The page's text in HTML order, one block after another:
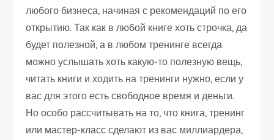
любого бизнеса, начиная с рекомендаций по его
открытию. Так как в любой книге хоть строчка, да
будет полезной, а в любом тренинге всегда
можно услышать хоть какую-то полезную вещь,
читать книги и ходить на тренинги нужно, если у
вас для этого есть свободное время и деньги.
Но особо рассчитывать на то, что книга, тренинг
или мастер-класс сделают из вас миллиардера,